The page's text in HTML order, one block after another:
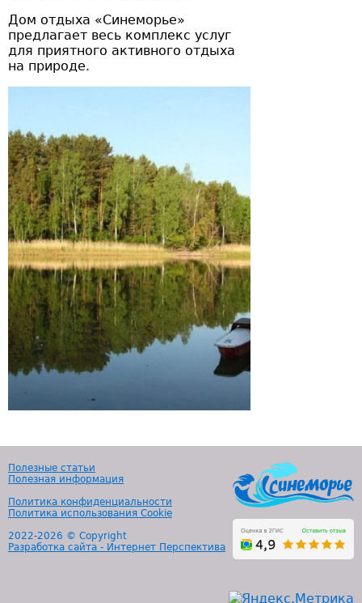
Дом отдыха «Синеморье»
предлагает весь комплекс услуг
для приятного активного отдыха
на природе.
Полезные статьи
Полезная информация
Политика конфиденциальности
Политика использования Cookie
2022-2026 © Copyright
Разработка сайта - Интернет Перспектива